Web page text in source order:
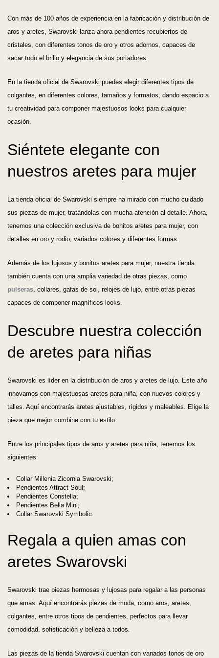
Con más de 100 años de experiencia en la fabricación y distribución de
aros y aretes, Swarovski lanza ahora pendientes recubiertos de
cristales, con diferentes tonos de oro y otros adornos, capaces de
sacar todo el brillo y elegancia de sus portadores.
En la tienda oficial de Swarovski puedes elegir diferentes tipos de
colgantes, en diferentes colores, tamaños y formatos, dando espacio a
tu creatividad para componer majestuosos looks para cualquier
ocasión.
Siéntete elegante con
nuestros aretes para mujer
La tienda oficial de Swarovski siempre ha mirado con mucho cuidado
sus piezas de mujer, tratándolas con mucha atención al detalle. Ahora,
tenemos una colección exclusiva de bonitos aretes para mujer, con
detalles en oro y rodio, variados colores y diferentes formas.
Además de los lujosos y bonitos aretes para mujer, nuestra tienda
también cuenta con una amplia variedad de otras piezas, como
pulseras, collares, gafas de sol, relojes de lujo, entre otras piezas
capaces de componer magníficos looks.
Descubre nuestra colección
de aretes para niñas
Swarovski es líder en la distribución de aros y aretes de lujo. Este año
innovamos con majestuosas aretes para niña, con nuevos colores y
talles. Aquí encontrarás aretes ajustables, rígidos y maleables. Elige la
pieza que mejor combine con tu estilo.
Entre los principales tipos de aros y aretes para niña, tenemos los
siguientes:
Collar Millenia Zicornia Swarovski;
Pendientes Attract Soul;
Pendientes Constella;
Pendientes Bella Mini;
Collar Swarovski Symbolic.
Regala a quien amas con
aretes Swarovski
Swarovski trae piezas hermosas y lujosas para regalar a las personas
que amas. Aquí encontrarás piezas de moda, como aros, aretes,
colgantes, entre otros tipos de pendientes, perfectos para llevar
comodidad, sofisticación y belleza a todos.
Las piezas de la tienda Swarovski cuentan con variados tonos de oro